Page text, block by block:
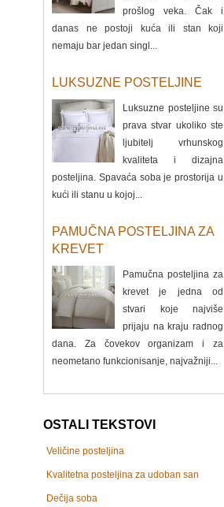
prošlog veka. Čak i
danas ne postoji kuća ili stan koji
nemaju bar jedan singl...
LUKSUZNE POSTELJINE
Luksuzne posteljine su
prava stvar ukoliko ste
ljubitelj vrhunskog
kvaliteta i dizajna
posteljina. Spavaća soba je prostorija u
kući ili stanu u kojoj...
PAMUČNA POSTELJINA ZA
KREVET
Pamučna posteljina za
krevet je jedna od
stvari koje najviše
prijaju na kraju radnog
dana. Za čovekov organizam i za
neometano funkcionisanje, najvažniji...
OSTALI TEKSTOVI
Veličine posteljina
Kvalitetna posteljina za udoban san
Dečija soba